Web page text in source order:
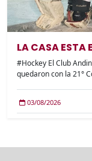
LA CASA ESTA
#Hockey El Club
quedaron con la 21°
03/08/2026